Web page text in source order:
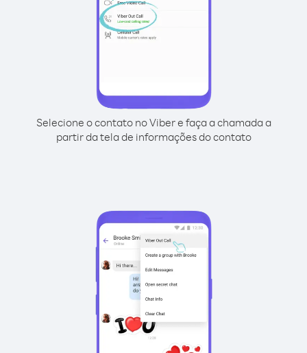
Selecione o contato no Viber e faça a chamada a
partir da tela de informações do contato